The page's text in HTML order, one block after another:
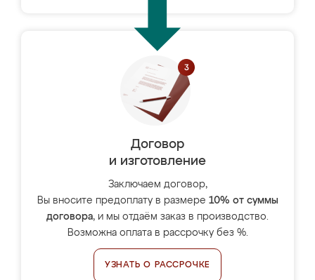
Договор
и изготовление
Заключаем договор,
Вы вносите предоплату в размере 10% от суммы
договора, и мы отдаём заказ в производство.
Возможна оплата в рассрочку без %.
УЗНАТЬ О РАССРОЧКЕ